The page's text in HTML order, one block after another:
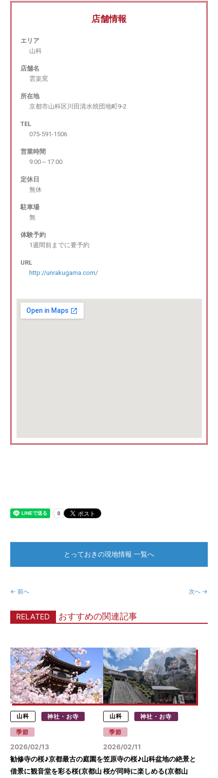
店舗情報
エリア
山科
店舗名
雲楽窯
所在地
京都市山科区川田清水焼団地町9-2
TEL
075-591-1506
営業時間
9:00～17:00
定休日
無休
駐車場
無
体験予約
1週間前までに要予約
URL
http://unrakugama.com/
← 前へ 次へ →
とっておきの現地情報 一覧へ
RELATED おすすめの関連記事
山科 神社・お寺
季節
2026/02/13
勧修寺の桜♪京都最古の庭園を
借景に観音堂を彩る桜(京都山
山科 神社・お寺
季節
2026/02/11
笠原寺の桜♪山科盆地の絶景と
桜が同時に楽しめる(京都山